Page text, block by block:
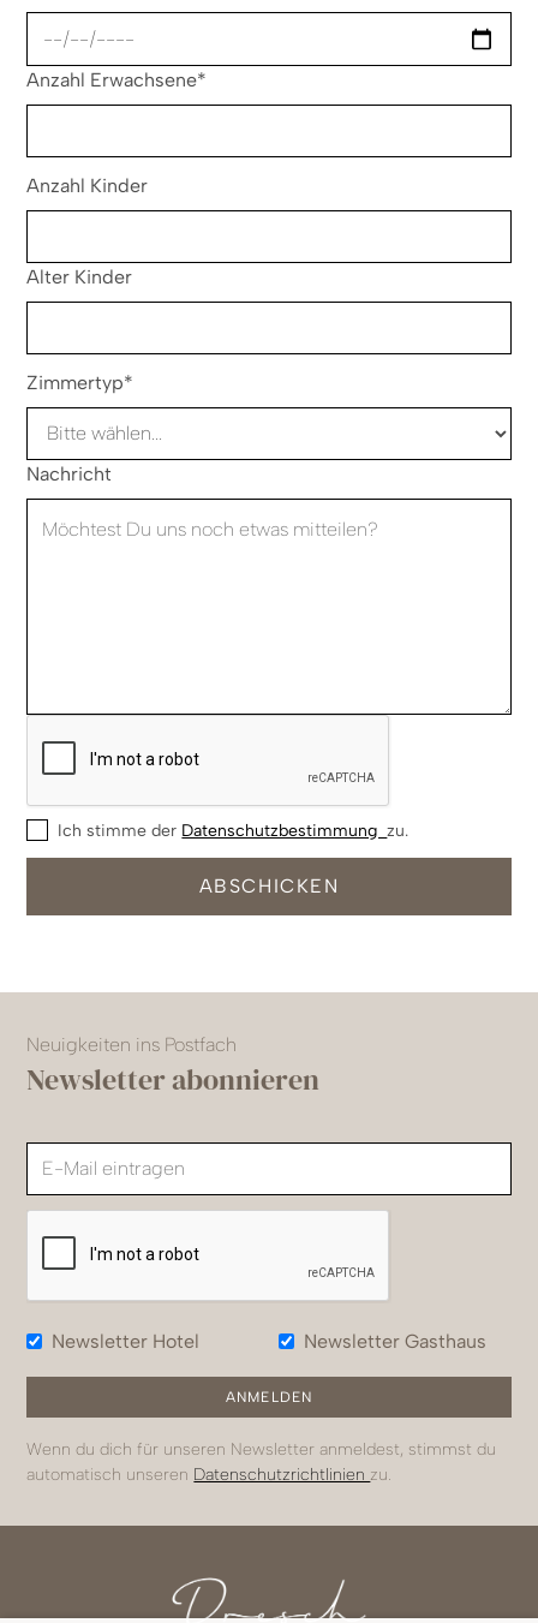
Anzahl Erwachsene*
Anzahl Kinder
Alter Kinder
Zimmertyp*
Nachricht
Ich stimme der Datenschutzbestimmungzu.
Neuigkeiten ins Postfach
Newsletter abonnieren
Newsletter Hotel Newsletter Gasthaus
Wenn du dich für unseren Newsletter anmeldest, stimmst du
automatisch unseren Datenschutzrichtlinien zu.